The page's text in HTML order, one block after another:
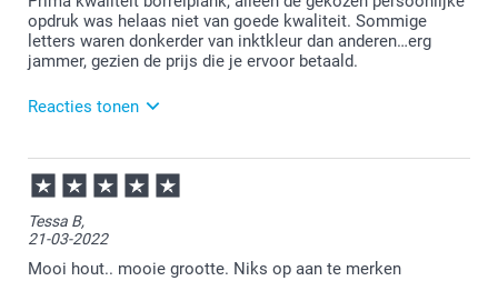
leuke acties lopen op onze website voor korting!
opdruk was helaas niet van goede kwaliteit. Sommige
letters waren donkerder van inktkleur dan anderen…erg
jammer, gezien de prijs die je ervoor betaald.
Reacties tonen
28-12-2022
14:35
Bedankt voor je bericht. Vervelend om te vernemen.
Zou je ons een mail willen sturen met je
ordernummer en je klacht? De klantenservice helpt
je graag verder! service@smartphoto.nl
Tessa B,
21-03-2022
Mooi hout.. mooie grootte. Niks op aan te merken